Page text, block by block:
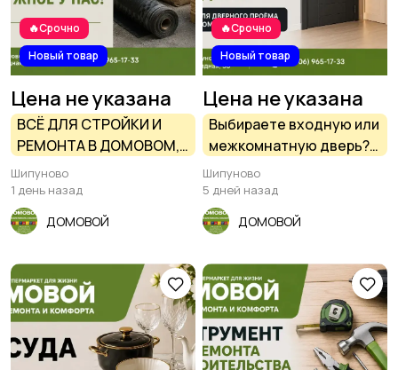
🔥Срочно
Новый товар
Цена не указана
ВСЁ ДЛЯ СТРОЙКИ И
РЕМОНТА В ДОМОВОМ,
ШИПУНОВО
Шипуново
1 день назад
ДОМОВОЙ
🔥Срочно
Новый товар
Цена не указана
Выбираете входную или
межкомнатную дверь?
Двери в супермаркете
Домовой
Шипуново
5 дней назад
ДОМОВОЙ